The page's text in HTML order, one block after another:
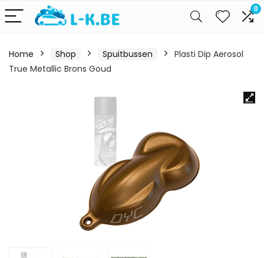
0
Home Shop Spuitbussen
Plasti Dip Aerosol
True Metallic Brons Goud